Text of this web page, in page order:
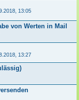
13:05
von Werten in Mail
13:27